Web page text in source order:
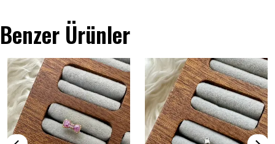
Benzer Ürünler